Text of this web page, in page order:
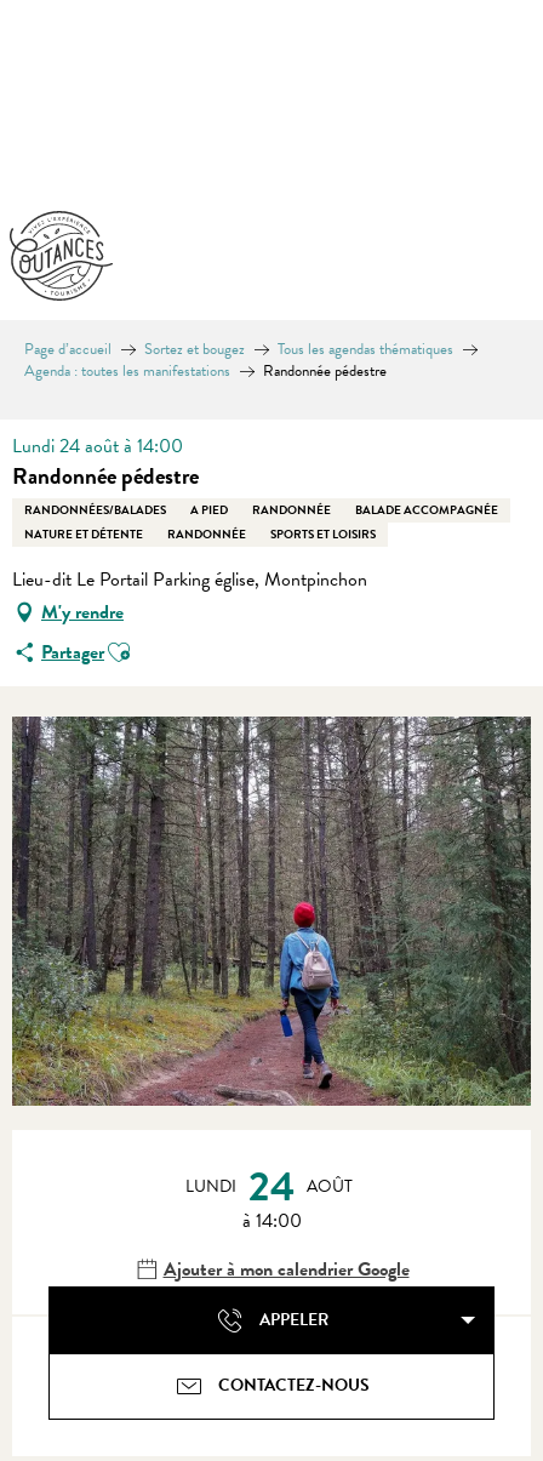
Page d’accueil Sortez et bougez
Tous les agendas thématiques
Agenda : toutes les manifestations
Randonnée pédestre
Lundi 24 août à 14:00
Randonnée pédestre
RANDONNÉES/BALADES A PIED RANDONNÉE
BALADE ACCOMPAGNÉE
NATURE ET DÉTENTE
RANDONNÉE SPORTS ET LOISIRS
Lieu-dit Le Portail Parking église, Montpinchon
M'y rendre
PartagerAjouter aux favoris
LUNDI 24 AOÛT
à 14:00
Ajouter à mon calendrier Google
APPELER
CONTACTEZ-NOUS